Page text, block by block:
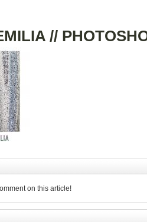
//
on this article!